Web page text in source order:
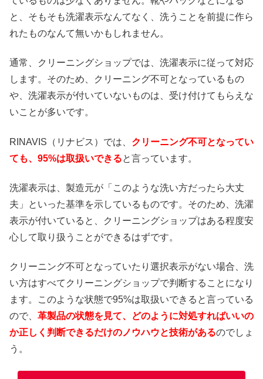
と、そもそも洗濯表示なんてなく、洗うことを前提に作ら
れたものなんて無いかもしれません。
通常、クリーニングショップでは、洗濯表示に従って対応
します。そのため、クリーニング不可となっているもの
や、洗濯表示が付いていないものは、受け付けてもらえな
いことが多いです。
RINAVIS（リナビス）では、 クリーニング不可となってい
ても、95%は取扱いできると言っています。
洗濯表示は、製造元が「このような洗い方だったら大丈
夫」といった基準を示しているものです。そのため、洗濯
表示が付いていると、クリーニングショップはある程度安
心して取り扱うことができるはずです。
クリーニング不可となっていたり選択表示がない場合、洗
い方はすべてクリーニングショップで判断することになり
ます。このような状態で95%は取扱いできると言っている
ので、 革製品の状態を見て、どのように対処すればいいの
か正しく判断できるだけのノウハウと技術があるのでしょ
う。